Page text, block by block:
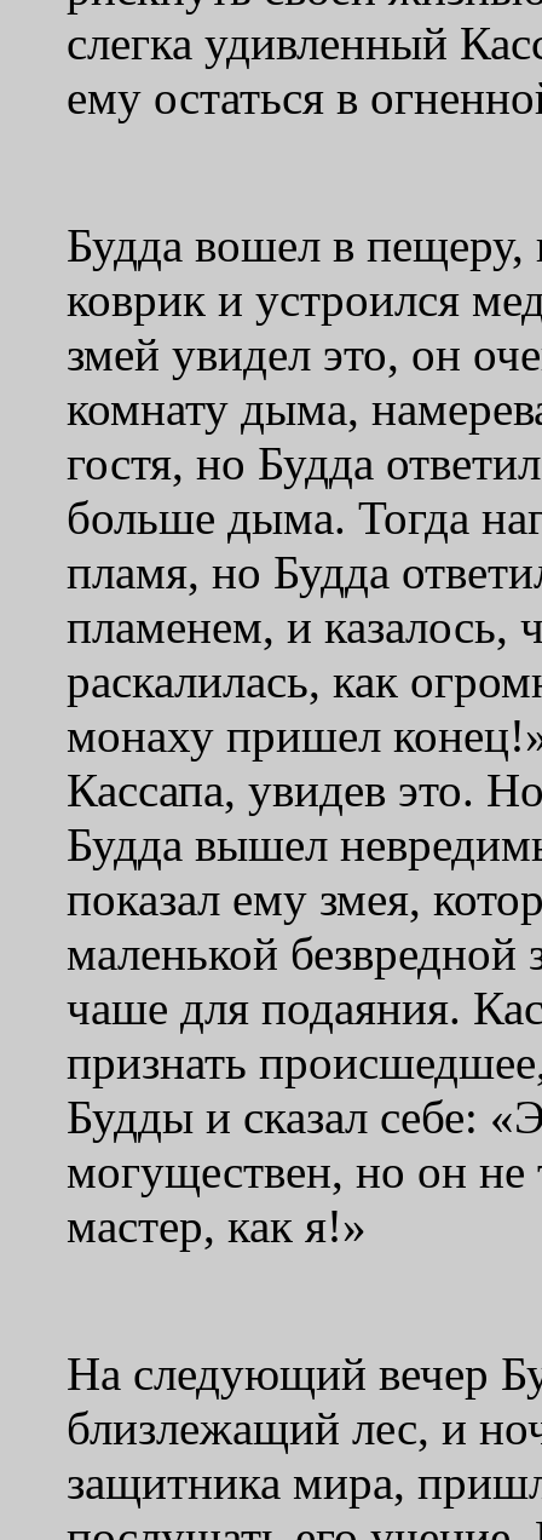
слегка удивленный
ему остаться в
Будда вошел в пещеру,
коврик и устроился
змей увидел это, он
комнату дыма,
гостя, но Будда
больше дыма. Тогда
пламя, но Будда
пламенем, и казалось,
раскалилась, как
монаху пришел
Кассапа, увидев это.
Будда вышел
показал ему змея,
маленькой безвредной
чаше для подаяния.
признать
Будды и сказал себе:
могуществен, но он
мастер, как я!»
На следующий вечер
близлежащий лес, и
защитника мира,